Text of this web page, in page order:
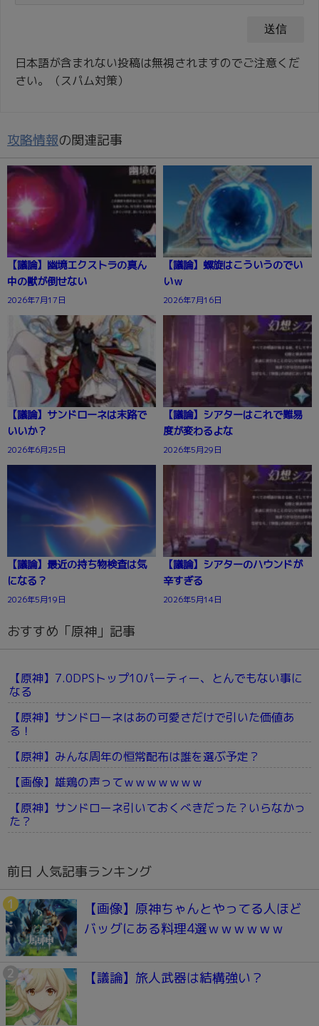
日本語が含まれない投稿は無視されますのでご注意くだ
さい。（スパム対策）
攻略情報の関連記事
【議論】幽境エクストラの真ん
中の獣が倒せない
2026年7月17日
【議論】螺旋はこういうのでい
いｗ
2026年7月16日
【議論】サンドローネは末路で
いいか？
2026年6月25日
【議論】シアターはこれで難易
度が変わるよな
2026年5月29日
【議論】最近の持ち物検査は気
になる？
2026年5月19日
【議論】シアターのハウンドが
辛すぎる
2026年5月14日
おすすめ「原神」記事
【原神】7.0DPSトップ10パーティー、とんでもない事に
なる
【原神】サンドローネはあの可愛さだけで引いた価値あ
る！
【原神】みんな周年の恒常配布は誰を選ぶ予定？
【画像】雄鶏の声ってｗｗｗｗｗｗｗ
【原神】サンドローネ引いておくべきだった？いらなかっ
た？
前日 人気記事ランキング
【画像】原神ちゃんとやってる人ほど
バッグにある料理4選ｗｗｗｗｗｗ
【議論】旅人武器は結構強い？